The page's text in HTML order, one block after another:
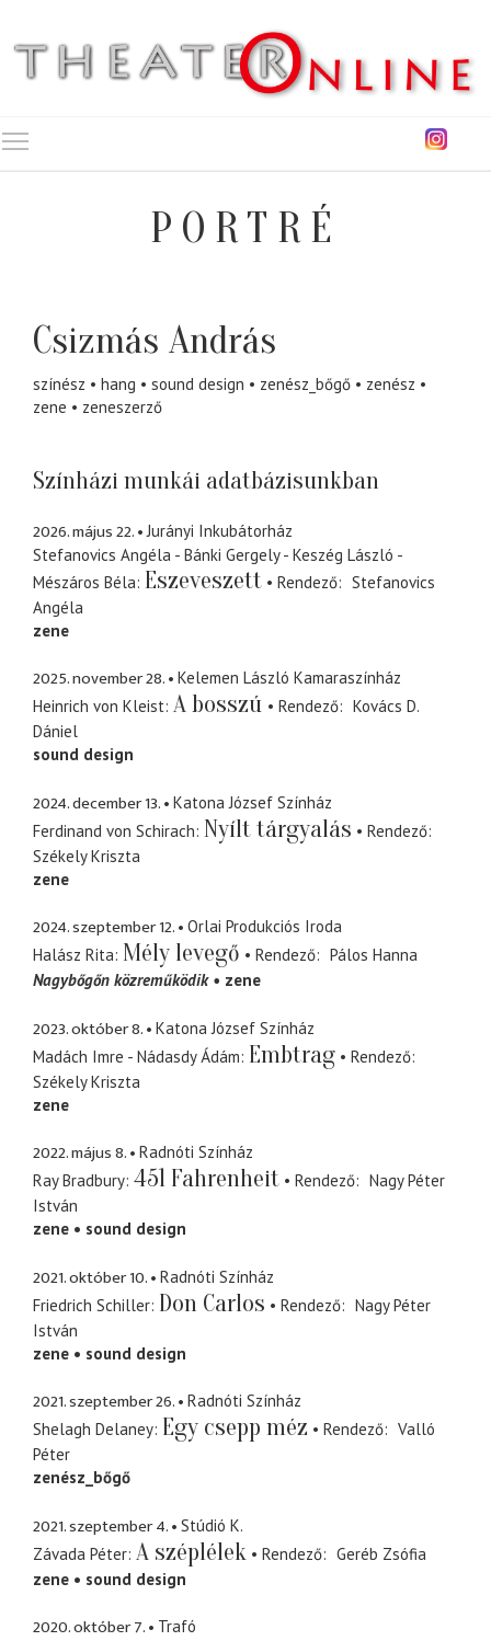
PORTRÉ
Csizmás András
színész hang sound design zenész_bőgő
zenész
zene
zeneszerző
Színházi munkái adatbázisunkban
2026. május 22.
Jurányi Inkubátorház
Stefanovics Angéla - Bánki Gergely - Keszég László -
Mészáros Béla Eszeveszett Rendező
Stefanovics
Angéla
zene
2025. november 28.
Kelemen László Kamaraszínház
Heinrich von Kleist A bosszú Rendező
Kovács D.
Dániel
sound design
2024. december 13.
Katona József Színház
Ferdinand von Schirach Nyílt tárgyalás
Rendező
Székely Kriszta
zene
2024. szeptember 12.
Orlai Produkciós Iroda
Halász Rita Mély levegő Rendező
Pálos Hanna
Nagybőgőn közreműködik
zene
2023. október 8.
Katona József Színház
Madách Imre - Nádasdy Ádám Embtrag
Rendező
Székely Kriszta
zene
2022. május 8.
Radnóti Színház
Ray Bradbury 451 Fahrenheit Rendező
Nagy Péter
István
zene
sound design
2021. október 10.
Radnóti Színház
Friedrich Schiller Don Carlos Rendező
Nagy Péter
István
zene
sound design
2021. szeptember 26.
Radnóti Színház
Shelagh Delaney Egy csepp méz Rendező
Valló
Péter
zenész_bőgő
2021. szeptember 4.
Stúdió K.
Závada Péter A széplélek Rendező
Geréb Zsófia
zene
sound design
2020. október 7.
Trafó